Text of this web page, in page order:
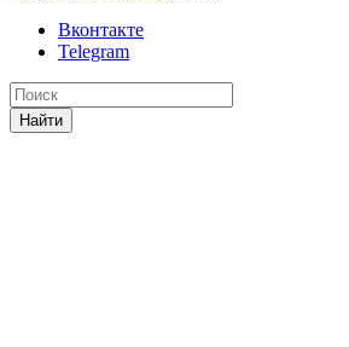
Вконтакте
Telegram
Найти